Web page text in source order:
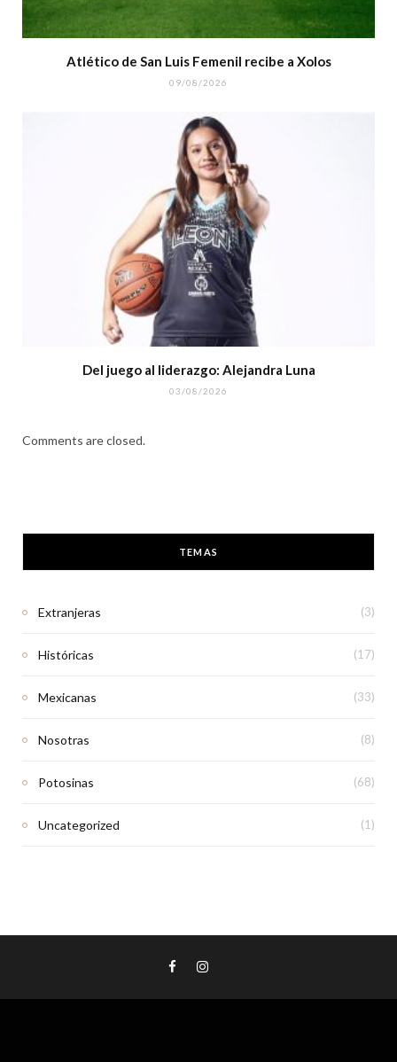
Atlético de San Luis Femenil recibe a Xolos
09/08/2026
Del juego al liderazgo: Alejandra Luna
03/08/2026
Comments are closed.
TEMAS
Extranjeras (3)
Históricas (17)
Mexicanas (33)
Nosotras (8)
Potosinas (68)
Uncategorized (1)